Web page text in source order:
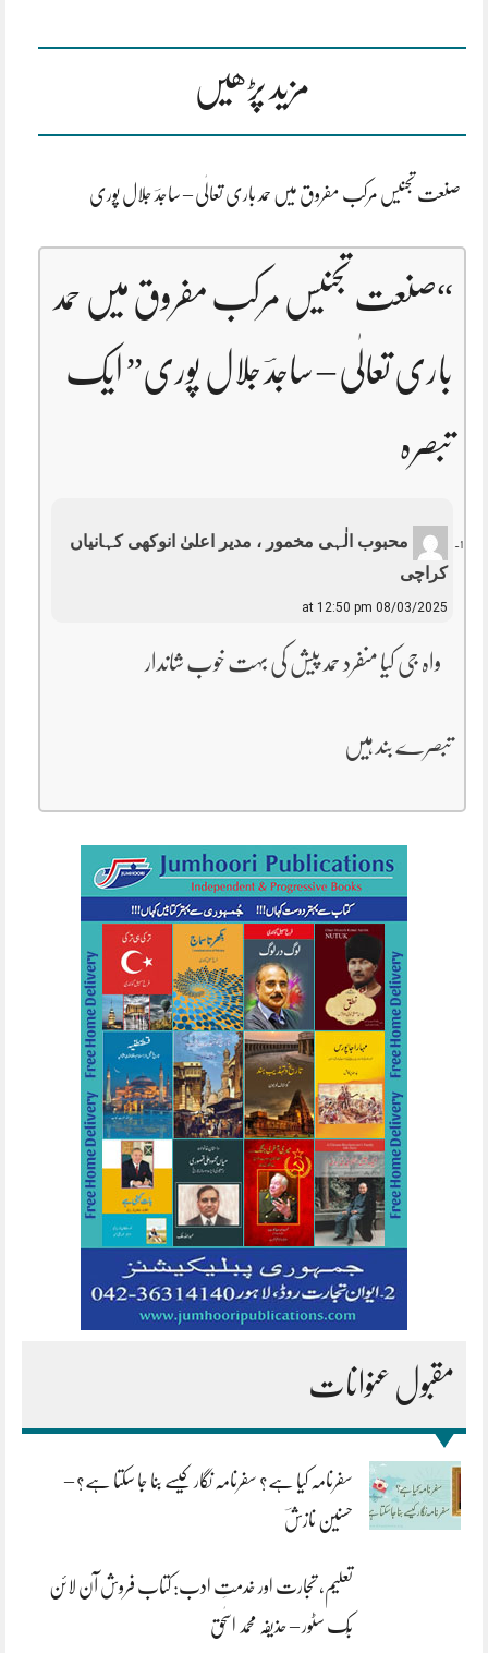
مزید پڑھیں
صنعت تجنیس مرکب مفروق میں حمد باری تعالٰی – ساجدؔ جلال پوری
“صنعت تجنیس مرکب مفروق میں حمد
باری تعالٰی – ساجدؔ جلال پوری” ایک
تبصرہ
محبوب الٰہی مخمور ، مدیر اعلیٰ انوکھی کہانیاں
کراچی
08/03/2025 at 12:50 pm
واہ جی کیا منفرد حمد پیش کی بہت خوب شاندار
تبصرے بند ہیں
مقبول عنوانات
سفرنامہ کیا ہے؟ سفرنامہ نگار کیسے بنا جا سکتا ہے؟ –
حسنین نازشؔ
تعلیم، تجارت اور خدمتِ ادب: کتاب فروش آن لائن
بُک سٹور – حذیفہ محمد اسحٰق